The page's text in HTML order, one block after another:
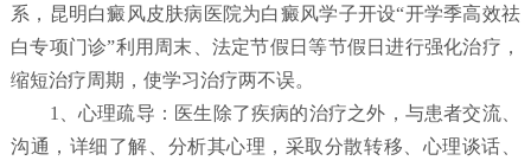
系，昆明白癜风皮肤病医院为白癜风学子开设“开学季高效祛
白专项门诊”利用周末、法定节假日等节假日进行强化治疗，
缩短治疗周期，使学习治疗两不误。
1、心理疏导：医生除了疾病的治疗之外，与患者交流、
沟通，详细了解、分析其心理，采取分散转移、心理谈话、